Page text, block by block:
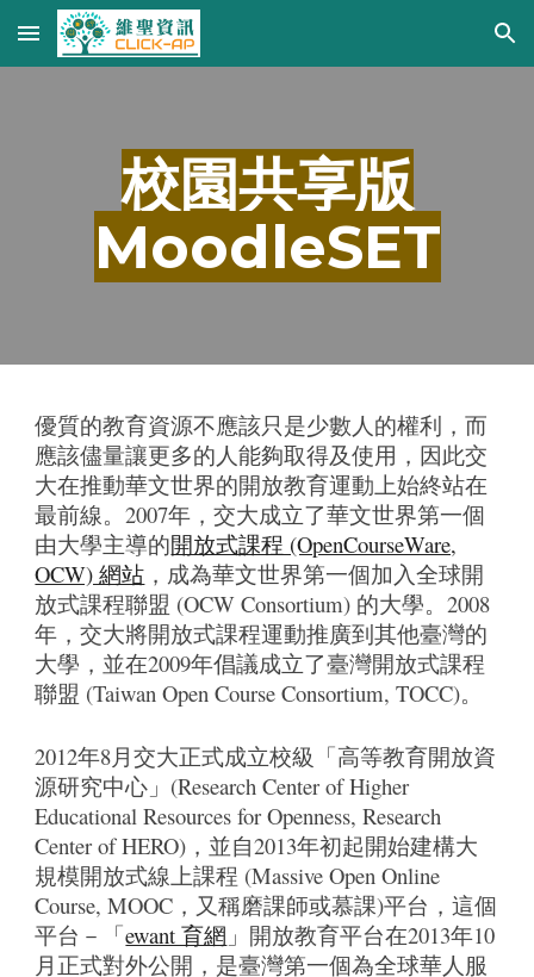
Skip to main content Skip to navigation
校園共享版
MoodleSET
優質的教育資源不應該只是少數人的權利，而
應該儘量讓更多的人能夠取得及使用，因此交
大在推動華文世界的開放教育運動上始終站在
最前線。2007年，交大成立了華文世界第一個
由大學主導的開放式課程 (OpenCourseWare,
OCW) 網站 ，成為華文世界第一個加入全球開
放式課程聯盟 (OCW Consortium) 的大學。2008
年，交大將開放式課程運動推廣到其他臺灣的
大學，並在2009年倡議成立了臺灣開放式課程
聯盟 (Taiwan Open Course Consortium, TOCC)。
2012年8月交大正式成立校級「高等教育開放資
源研究中心」(Research Center of Higher
Educational Resources for Openness, Research
Center of HERO)，並自2013年初起開始建構大
規模開放式線上課程 (Massive Open Online
Course, MOOC，又稱磨課師或慕課)平台，這個
平台－「ewant 育網 」開放教育平台在2013年10
月正式對外公開，是臺灣第一個為全球華人服